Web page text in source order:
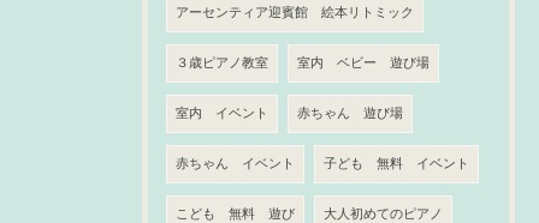
アーセンティア迎賓館 絵本リトミック
３歳ピアノ教室 室内 ベビー 遊び場
室内 イベント 赤ちゃん 遊び場
赤ちゃん イベント 子ども 無料 イベント
こども 無料 遊び 大人初めてのピアノ